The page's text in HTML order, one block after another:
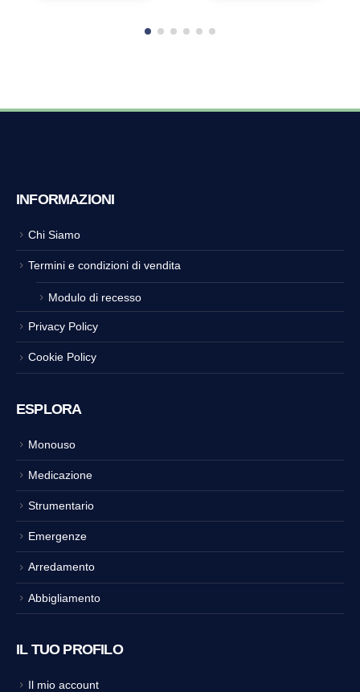
INFORMAZIONI
Chi Siamo
Termini e condizioni di vendita
Modulo di recesso
Privacy Policy
Cookie Policy
ESPLORA
Monouso
Medicazione
Strumentario
Emergenze
Arredamento
Abbigliamento
IL TUO PROFILO
Il mio account